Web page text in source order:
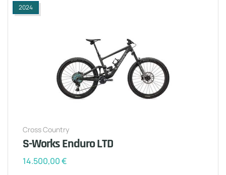
2024
Cross Country
S-Works Enduro LTD
14.500,00€